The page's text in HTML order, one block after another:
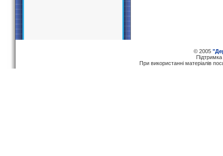
© 2005
При використаннi матерiалiв